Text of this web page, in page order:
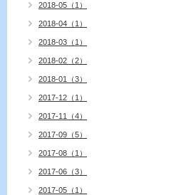
2018-05（1）
2018-04（1）
2018-03（1）
2018-02（2）
2018-01（3）
2017-12（1）
2017-11（4）
2017-09（5）
2017-08（1）
2017-06（3）
2017-05（1）